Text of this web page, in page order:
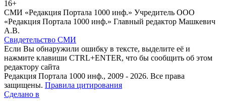
16+
СМИ «Редакция Портала 1000 инф.» Учредитель ООО
«Редакция Портала 1000 инф.» Главный редактор Машкевич
А.В.
Свидетельство СМИ
Если Вы обнаружили ошибку в тексте, выделите её и
нажмите клавиши CTRL+ENTER, что бы сообщить об этом
редактору сайта
Редакция Портала 1000 инф., 2009 - 2026. Все права
защищены. Правила цитирования
Сделано в